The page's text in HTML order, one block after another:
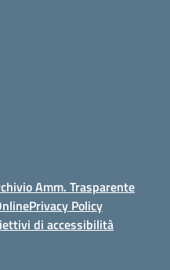
Amm. Trasparente
Privacy Policy
di accessibilità